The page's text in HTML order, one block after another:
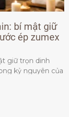
bí mật giữ
ép zumex
giữ trọn dinh
kỷ nguyên của